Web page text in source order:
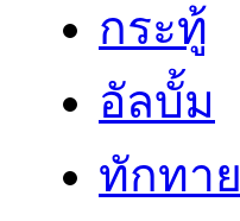
กระทู้
อัลบั้ม
ทักทาย